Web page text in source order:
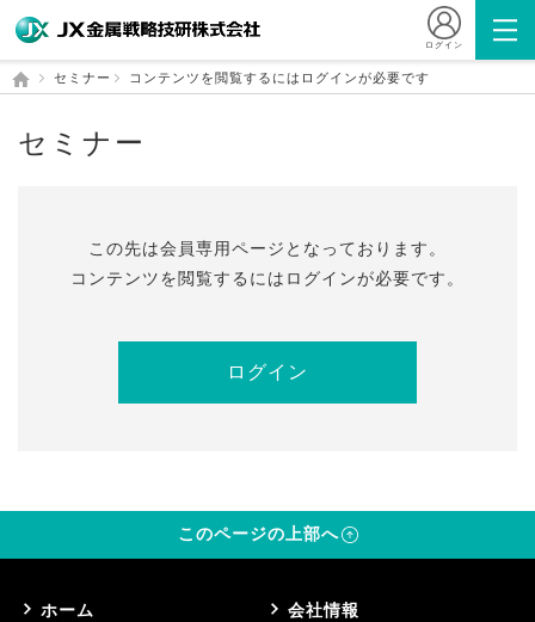
ログイン
セミナー コンテンツを閲覧するにはログインが必要です
セミナー
この先は会員専⽤ページとなっております。
コンテンツを閲覧するにはログインが必要です。
ログイン
このページの上部へ
ホーム
会社情報